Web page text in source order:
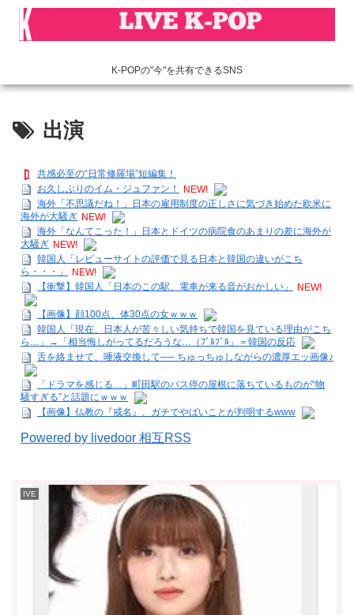
K-POPの"今"を共有できるSNS
出演
共感必至の“日常修羅場”短編集！
お久しぶりのイム・ジュファン！
NEW!
海外「不思議だね！」日本の雇用制度の正しさに気づき始めた欧米に
海外が大騒ぎ NEW!
海外「なんてこった！」日本とドイツの病院食のあまりの差に海外が
大騒ぎ NEW!
韓国人「レビューサイトの評価で見る日本と韓国の違いがこち
ら・・・」
NEW!
【衝撃】韓国人「日本のこの駅、電車が来る音がおかしい」
NEW!
【画像】顔100点、体30点の女ｗｗｗ
韓国人「現在、日本人が苦々しい気持ちで韓国を見ている理由がこち
ら…」→「相当悔しがってるだろうな…（ﾌﾞﾙﾌﾞﾙ」＝韓国の反応
舌を絡ませて、唾液交換して── ちゅっちゅしながらの濃厚エッ画像♪
「ドラマを感じる…」町田駅のバス停の屋根に落ちているものが“物
騒すぎる”と話題にｗｗｗ
【画像】仏教の『戒名』、ガチでやばいことが判明するwww
Powered by livedoor 相互RSS
IVE